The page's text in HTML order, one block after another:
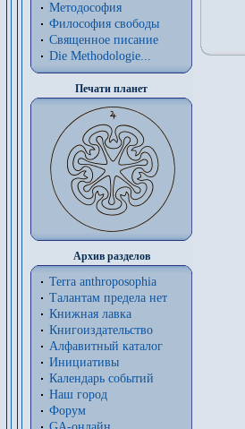
Методософия
Философия cвободы
Священное писание
Die Methodologie...
Печати планет
Архив разделов
Terra anthroposophia
Талантам предела нет
Книжная лавка
Книгоиздательство
Алфавитный каталог
Инициативы
Календарь событий
Наш город
Форум